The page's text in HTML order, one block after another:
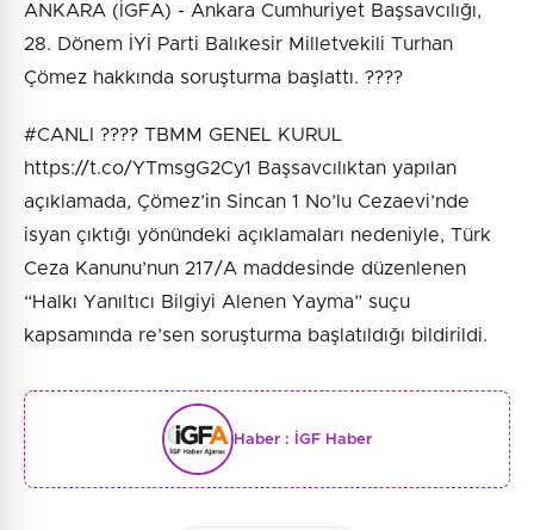
ANKARA (İGFA) - Ankara Cumhuriyet Başsavcılığı,
28. Dönem İYİ Parti Balıkesir Milletvekili Turhan
Çömez hakkında soruşturma başlattı. ????
#CANLI ????️ TBMM GENEL KURUL
https://t.co/YTmsgG2Cy1 Başsavcılıktan yapılan
açıklamada, Çömez’in Sincan 1 No’lu Cezaevi’nde
isyan çıktığı yönündeki açıklamaları nedeniyle, Türk
Ceza Kanunu’nun 217/A maddesinde düzenlenen
“Halkı Yanıltıcı Bilgiyi Alenen Yayma” suçu
kapsamında re’sen soruşturma başlatıldığı bildirildi.
Haber : İGF Haber